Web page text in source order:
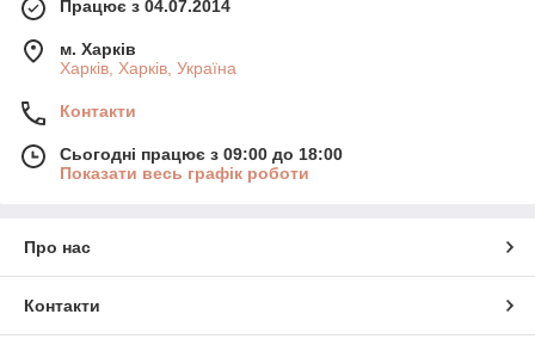
Працює з 04.07.2014
м. Харків
Харків, Харків, Україна
Контакти
Сьогодні працює з 09:00 до 18:00
Показати весь графік роботи
Про нас
Контакти